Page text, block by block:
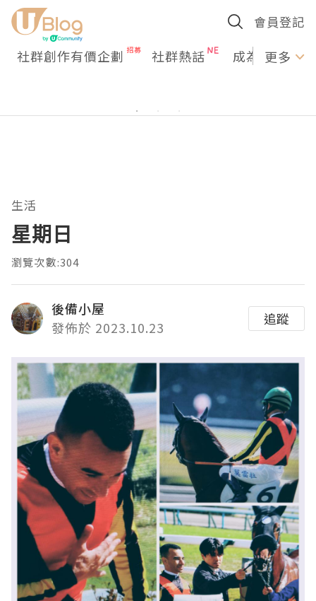
會員登記
社群創作有價企劃 社群熱話 成為U更多
生活
星期日
瀏覽次數:304
後備小屋
發佈於 2023.10.23
追蹤